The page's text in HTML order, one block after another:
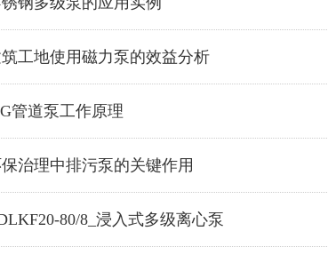
工地使用磁力泵的效益分析
管道泵工作原理
治理中排污泵的关键作用
80/8_浸入式多级离心泵